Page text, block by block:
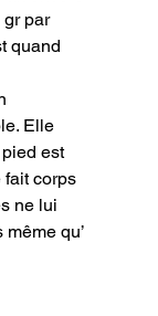
gr par
quand
Elle
est
fait corps
ne lui
qu’